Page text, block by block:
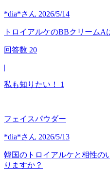
*dia*さん 2026/5/14
トロイアルケのBBクリームA
回答数 20
|
私も知りたい！ 1
フェイスパウダー
*dia*さん 2026/5/13
韓国のトロイアルケと相性の
りますか？